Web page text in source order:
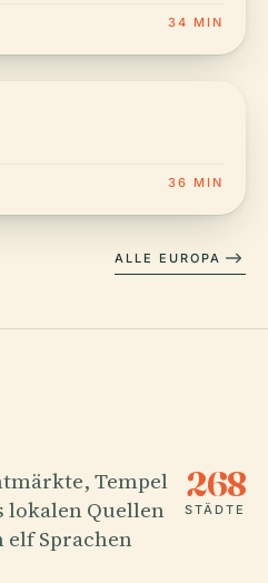
34 MIN
36 MIN
ALLE EUROPA
Tempel
lokalen Quellen
Sprachen
268
STÄDTE